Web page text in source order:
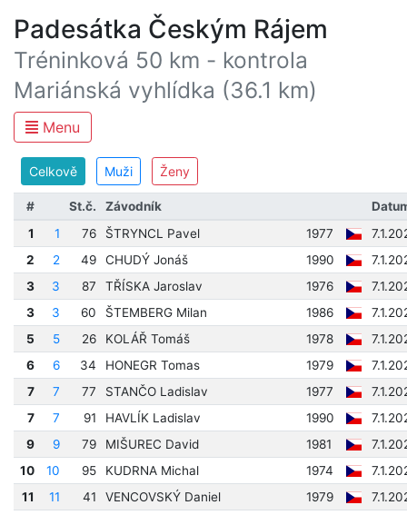
Padesátka Českým Rájem
Tréninková 50 km - kontrola
Mariánská vyhlídka (36.1 km)
Menu
Celkově Muži Ženy
# St.č. Závodník
1
1 76 ŠTRYNCL Pavel 1977
2
2 49 CHUDÝ Jonáš 1990
3
3 87 TŘÍSKA Jaroslav 1976
3
3 60 ŠTEMBERG Milan 1986
5
5 26 KOLÁŘ Tomáš 1978
6
6 34 HONEGR Tomas 1979
7
7 77 STANČO Ladislav 1977
7
7 91 HAVLÍK Ladislav 1990
9
9 79 MIŠUREC David 1981
10
10 95 KUDRNA Michal 1974
11
11 41 VENCOVSKÝ Daniel 1979